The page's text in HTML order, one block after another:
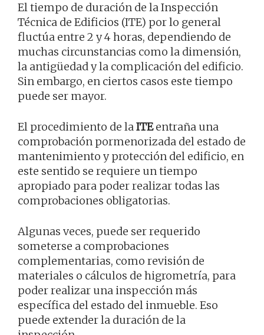
El tiempo de duración de la Inspección
Técnica de Edificios (ITE) por lo general
fluctúa entre 2 y 4 horas, dependiendo de
muchas circunstancias como la dimensión,
la antigüedad y la complicación del edificio.
Sin embargo, en ciertos casos este tiempo
puede ser mayor.
El procedimiento de laITEentraña una
comprobación pormenorizada del estado de
mantenimiento y protección del edificio, en
este sentido se requiere un tiempo
apropiado para poder realizar todas las
comprobaciones obligatorias.
Algunas veces, puede ser requerido
someterse a comprobaciones
complementarias, como revisión de
materiales o cálculos de higrometría, para
poder realizar una inspección más
específica del estado del inmueble. Eso
puede extender la duración de la